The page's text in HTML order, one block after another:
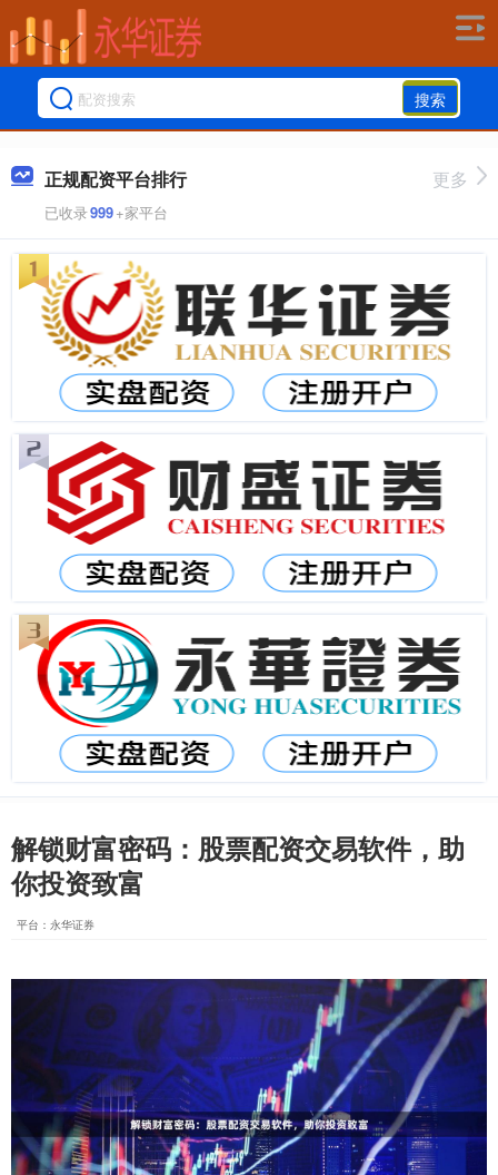
搜索
正规配资平台排行
已收录999+家平台
更多
解锁财富密码：股票配资交易软件，助
你投资致富
平台：永华证券